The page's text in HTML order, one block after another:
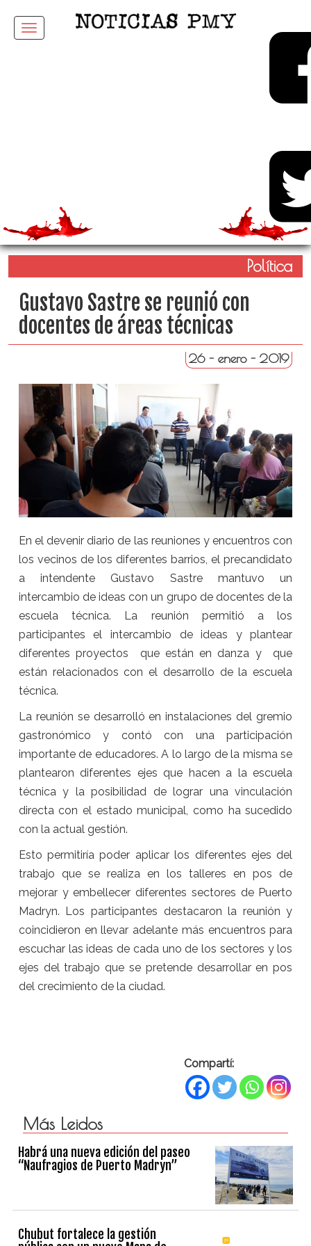
Menu
Política
Gustavo Sastre se reunió con
docentes de áreas técnicas
26 - enero - 2019
En el devenir diario de las reuniones y encuentros con
los vecinos de los diferentes barrios, el precandidato
a intendente Gustavo Sastre mantuvo un
intercambio de ideas con un grupo de docentes de la
escuela técnica. La reunión permitió a los
participantes el intercambio de ideas y plantear
diferentes proyectos que están en danza y que
están relacionados con el desarrollo de la escuela
técnica.
La reunión se desarrolló en instalaciones del gremio
gastronómico y contó con una participación
importante de educadores. A lo largo de la misma se
plantearon diferentes ejes que hacen a la escuela
técnica y la posibilidad de lograr una vinculación
directa con el estado municipal, como ha sucedido
con la actual gestión.
Esto permitiría poder aplicar los diferentes ejes del
trabajo que se realiza en los talleres en pos de
mejorar y embellecer diferentes sectores de Puerto
Madryn. Los participantes destacaron la reunión y
coincidieron en llevar adelante más encuentros para
escuchar las ideas de cada uno de los sectores y los
ejes del trabajo que se pretende desarrollar en pos
del crecimiento de la ciudad.
Compartí:
Más Leidos
Habrá una nueva edición del paseo
“Naufragios de Puerto Madryn”
Chubut fortalece la gestión